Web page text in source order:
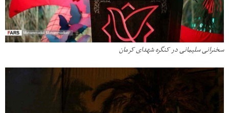
سخنرانی سلیمانی در کنگره شهدای کرمان